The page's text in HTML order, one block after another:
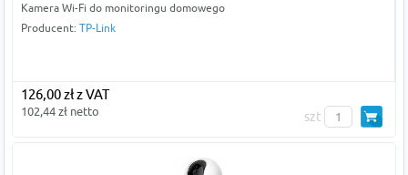
Kamera Wi-Fi do monitoringu domowego
Producent: TP-Link
126,00 zł z VAT
102,44 zł netto szt